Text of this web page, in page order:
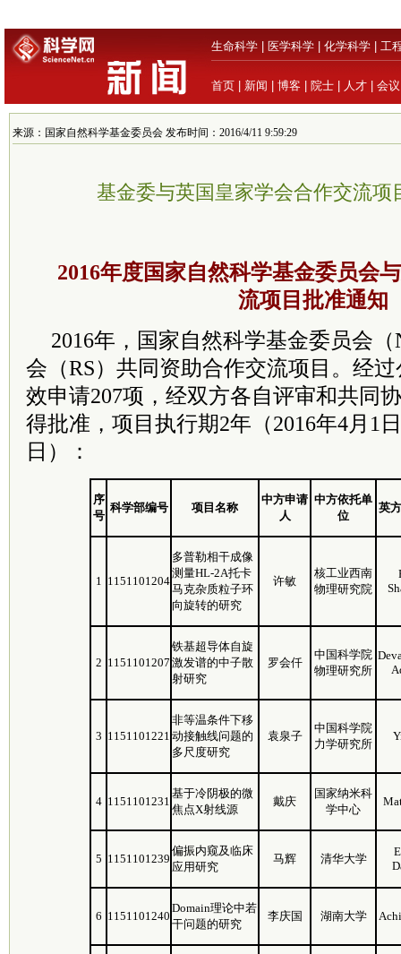
生命科学 医学科学 化学科学 工
首页 新闻 博客 院士 人才 会议
来源：国家自然科学基金委员会 发布时间：2016/4/11 9:59:29
基金委与英国皇家学会合作交流项
2016年度国家自然科学基金委员会
流项目批准通知
2016年，国家自然科学基金委员会
会（RS）共同资助合作交流项目。经
效申请207项，经双方各自评审和共同
得批准，项目执行期2年（2016年4月1
日）：
序
号
科学部编号 项目名称
中方申请
人
中方依托单
位
英
1 1151101204
多普勒相干成像
测量HL-2A托卡
马克杂质粒子环
向旋转的研究
许敏
核工业西南
物理研究院
2 1151101207
铁基超导体自旋
激发谱的中子散
射研究
罗会仟
中国科学院
物理研究所
3 1151101221
非等温条件下移
动接触线问题的
多尺度研究
袁泉子
中国科学院
力学研究所
4 1151101231
基于冷阴极的微
焦点X射线源
戴庆
国家纳米科
学中心
5 1151101239
偏振内窥及临床
应用研究
马辉 清华大学
6 1151101240
Domain理论中若
干问题的研究
李庆国 湖南大学